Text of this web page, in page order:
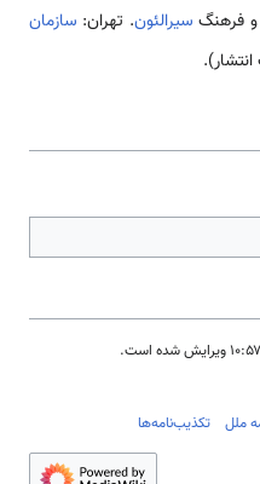
سیرالئون. تهران: سازمان
ملل تکذیب‌نامه‌ها